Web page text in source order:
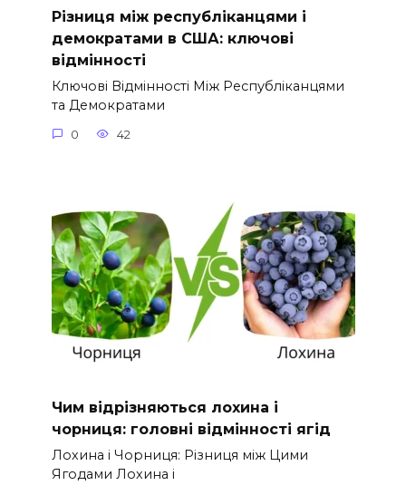
Різниця між республіканцями і
демократами в США: ключові
відмінності
Ключові Відмінності Між Республіканцями
та Демократами
0 42
Чим відрізняються лохина і
чорниця: головні відмінності ягід
Лохина і Чорниця: Різниця між Цими
Ягодами Лохина і